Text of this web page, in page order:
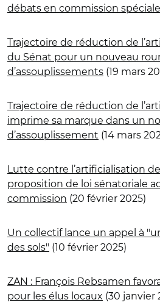
débats en commission spéciale
Trajectoire de réduction de
du Sénat pour un nouveau
d’assouplissements (19 mars
Trajectoire de réduction de
imprime sa marque dans un
d’assouplissement (14 mars
Lutte contre l’artificialisation
proposition de loi sénatoriale
commission (20 février 2025)
Un collectif lance un appel à
des sols" (10 février 2025)
ZAN : François Rebsamen
pour les élus locaux (30 janvier